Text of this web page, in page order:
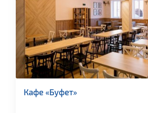
Кафе «Буфет»